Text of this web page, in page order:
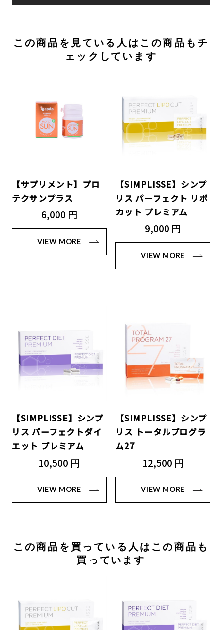
この商品を見ている人はこの商品もチ
ェックしています
【サプリメント】プロ
テクサンプラス
6,000 円
VIEW MORE
【SIMPLISSE】シンプ
リス パーフェクト リポ
カット プレミアム
9,000 円
VIEW MORE
【SIMPLISSE】シンプ
リス パーフェクトダイ
エット プレミアム
10,500 円
VIEW MORE
【SIMPLISSE】シンプ
リス トータルプログラ
ム27
12,500 円
VIEW MORE
この商品を買っている人はこの商品も
買っています